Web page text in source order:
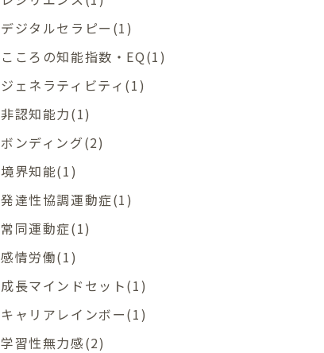
デジタルセラピー(1)
こころの知能指数・EQ(1)
ジェネラティビティ(1)
非認知能力(1)
ボンディング(2)
境界知能(1)
発達性協調運動症(1)
常同運動症(1)
感情労働(1)
成長マインドセット(1)
キャリアレインボー(1)
学習性無力感(2)